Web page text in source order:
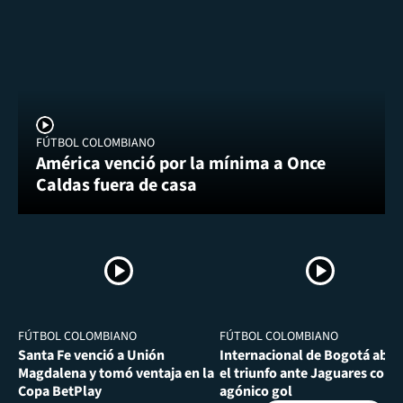
FÚTBOL COLOMBIANO
América venció por la mínima a Once
Caldas fuera de casa
FÚTBOL COLOMBIANO
Santa Fe venció a Unión
Magdalena y tomó ventaja en la
Copa BetPlay
FÚTBOL COLOMBIANO
Internacional de Bogotá
el triunfo ante Jaguares con
agónico gol